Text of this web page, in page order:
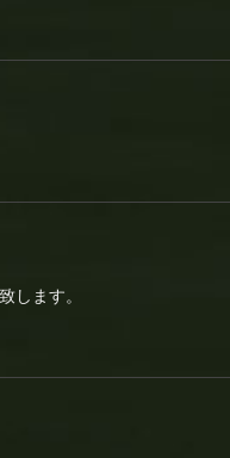
します。